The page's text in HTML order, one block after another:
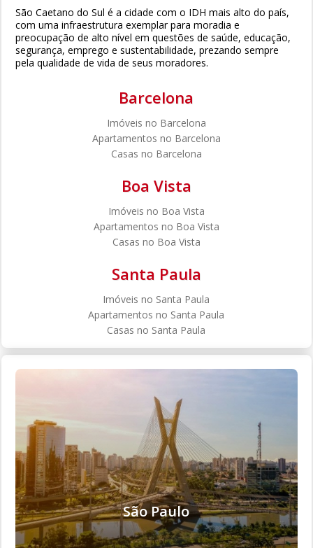
São Caetano do Sul é a cidade com o IDH mais alto do país,
com uma infraestrutura exemplar para moradia e
preocupação de alto nível em questões de saúde, educação,
segurança, emprego e sustentabilidade, prezando sempre
pela qualidade de vida de seus moradores.
Barcelona
Imóveis no Barcelona
Apartamentos no Barcelona
Casas no Barcelona
Boa Vista
Imóveis no Boa Vista
Apartamentos no Boa Vista
Casas no Boa Vista
Santa Paula
Imóveis no Santa Paula
Apartamentos no Santa Paula
Casas no Santa Paula
São Paulo